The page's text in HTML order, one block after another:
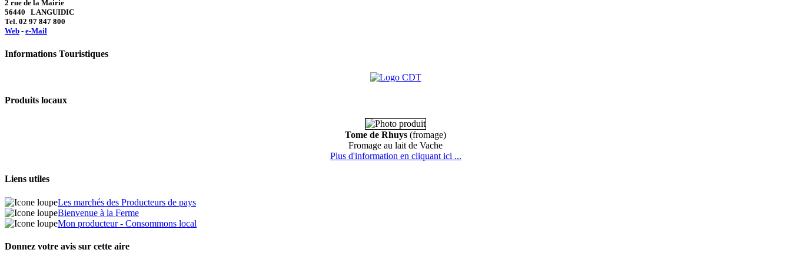
2 rue de la Mairie
56440 LANGUIDIC
Tel. 02 97 847 800
Web - e-Mail
Informations Touristiques
Produits locaux
Tome de Rhuys (fromage)
Fromage au lait de Vache
Plus d'information en cliquant ici ...
Liens utiles
Les marchés des Producteurs de pays
Bienvenue à la Ferme
Mon producteur - Consommons local
Donnez votre avis sur cette aire